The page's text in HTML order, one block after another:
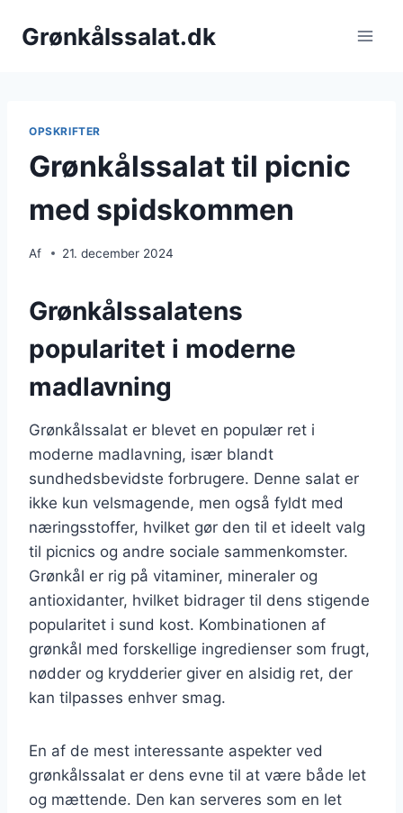
Grønkålssalat.dk
OPSKRIFTER
Grønkålssalat til picnic
med spidskommen
Af 21. december 2024
Grønkålssalatens
popularitet i moderne
madlavning
Grønkålssalat er blevet en populær ret i
moderne madlavning, især blandt
sundhedsbevidste forbrugere. Denne salat er
ikke kun velsmagende, men også fyldt med
næringsstoffer, hvilket gør den til et ideelt valg
til picnics og andre sociale sammenkomster.
Grønkål er rig på vitaminer, mineraler og
antioxidanter, hvilket bidrager til dens stigende
popularitet i sund kost. Kombinationen af
grønkål med forskellige ingredienser som frugt,
nødder og krydderier giver en alsidig ret, der
kan tilpasses enhver smag.
En af de mest interessante aspekter ved
grønkålssalat er dens evne til at være både let
og mættende. Den kan serveres som en let